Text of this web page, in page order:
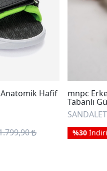
Anatomik Hafif mnpc
Tabanlı
SANDALET
%30